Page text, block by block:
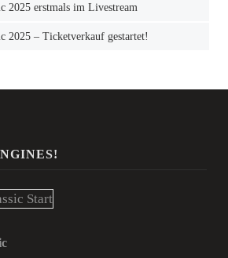
2025 erstmals im Livestream
2025 – Ticketverkauf gestartet!